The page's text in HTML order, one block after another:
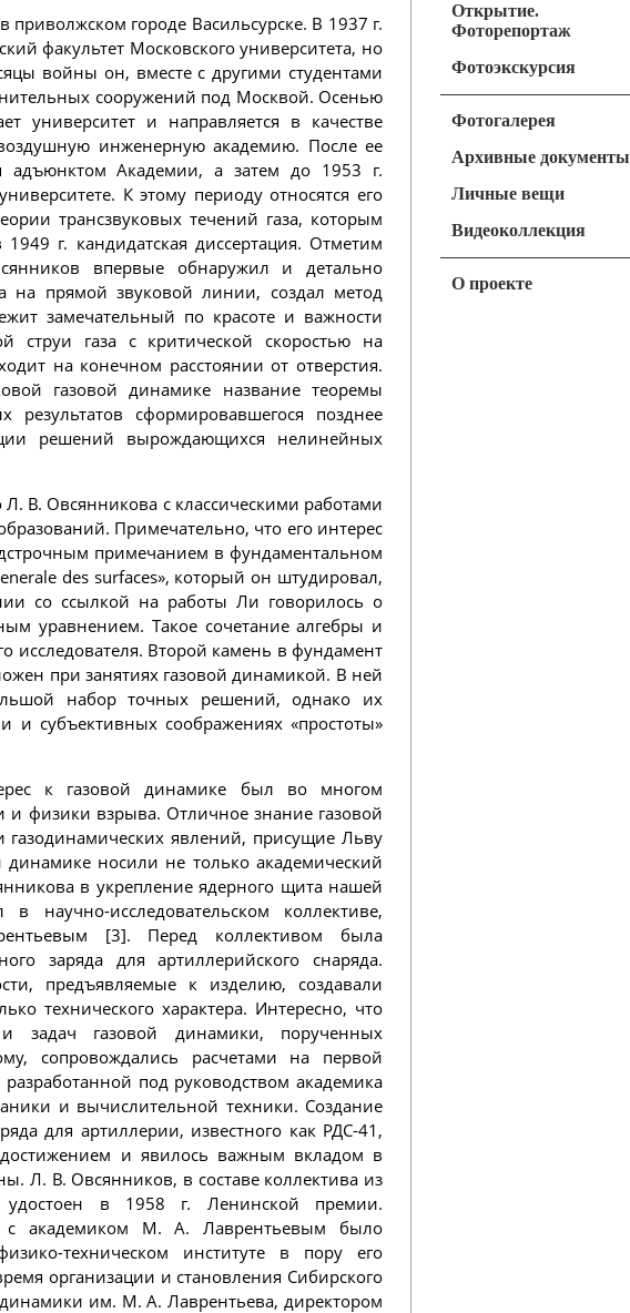
городе Васильсурске. В 1937 г.
факультет Московского университета, но
войны он, вместе с другими студентами
сооружений под Москвой. Осенью
университет и направляется в качестве
инженерную академию. После ее
адъюнктом Академии, а затем до 1953 г.
К этому периоду относятся его
трансзвуковых течений газа, которым
г. кандидатская диссертация. Отметим
впервые обнаружил и детально
на прямой звуковой линии, создал метод
замечательный по красоте и важности
струи газа с критической скоростью на
на конечном расстоянии от отверстия.
газовой динамике название теоремы
сформировавшегося позднее
решений вырождающихся нелинейных
В. Овсянникова с классическими работами
Примечательно, что его интерес
примечанием в фундаментальном
des surfaces», который он штудировал,
со ссылкой на работы Ли говорилось о
уравнением. Такое сочетание алгебры и
исследователя. Второй камень в фундамент
при занятиях газовой динамикой. В ней
набор точных решений, однако их
и субъективных соображениях «простоты»
к газовой динамике был во многом
физики взрыва. Отличное знание газовой
явлений, присущие Льву
динамике носили не только академический
в укрепление ядерного щита нашей
исследовательском коллективе,
[3]. Перед коллективом была
заряда для артиллерийского снаряда.
предъявляемые к изделию, создавали
технического характера. Интересно, что
задач газовой динамики, порученных
сопровождались расчетами на первой
под руководством академика
и вычислительной техники. Создание
для артиллерии, известного как РДС-41,
и явилось важным вкладом в
Л. В. Овсянников, в составе коллектива из
в 1958 г. Ленинской премии.
с академиком М. А. Лаврентьевым было
техническом институте в пору его
организации и становления Сибирского
им. М. А. Лаврентьева, директором
Открытие.
Фоторепортаж
Фотоэкскурсия
Фотогалерея
Архивные документы
Личные вещи
Видеоколлекция
О проекте